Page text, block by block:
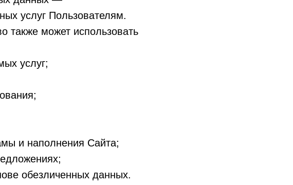
услуг Пользователям.
также может использовать
услуг;
и наполнения Сайта;
обезличенных данных.